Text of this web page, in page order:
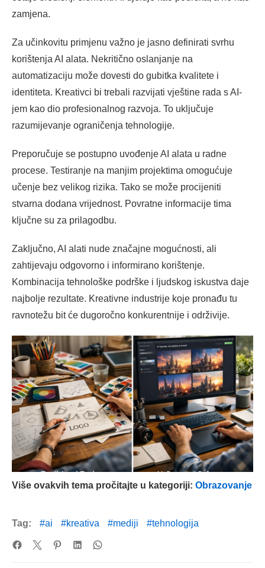
zamjena.
Za učinkovitu primjenu važno je jasno definirati svrhu
korištenja AI alata. Nekritično oslanjanje na
automatizaciju može dovesti do gubitka kvalitete i
identiteta. Kreativci bi trebali razvijati vještine rada s AI-
jem kao dio profesionalnog razvoja. To uključuje
razumijevanje ograničenja tehnologije.
Preporučuje se postupno uvođenje AI alata u radne
procese. Testiranje na manjim projektima omogućuje
učenje bez velikog rizika. Tako se može procijeniti
stvarna dodana vrijednost. Povratne informacije tima
ključne su za prilagodbu.
Zaključno, AI alati nude značajne mogućnosti, ali
zahtijevaju odgovorno i informirano korištenje.
Kombinacija tehnološke podrške i ljudskog iskustva daje
najbolje rezultate. Kreativne industrije koje pronađu tu
ravnotežu bit će dugoročno konkurentnije i održivije.
Više ovakvih tema pročitajte u kategoriji: Obrazovanje
Tag: ai kreativa mediji tehnologija